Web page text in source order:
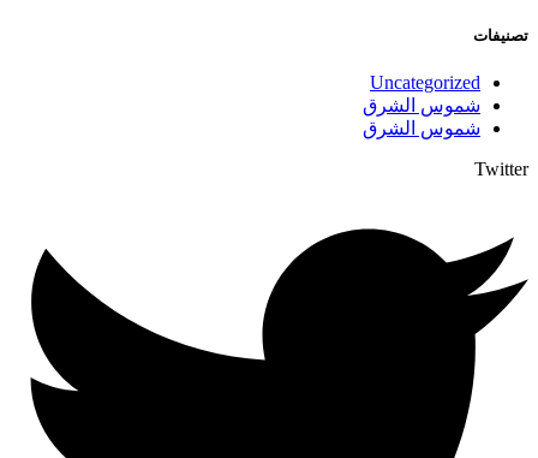
تصنيفات
Uncategorized
شموس الشرق
شموس الشرق
Twitter